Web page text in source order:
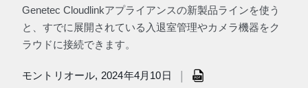
Genetec Cloudlinkアプライアンスの新製品ラインを使う
と、すでに展開されている入退室管理やカメラ機器をク
ラウドに接続できます。
モントリオール, 2024年4月10日